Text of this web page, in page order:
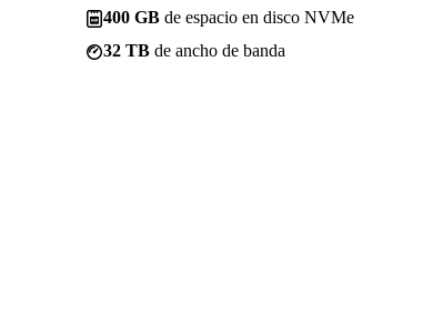
400 GB de espacio en disco NVMe
32 TB de ancho de banda